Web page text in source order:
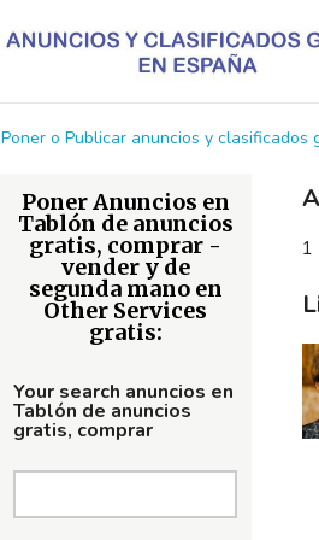
Poner o Publicar anuncios y clasificados
Poner Anuncios en
Tablón de anuncios
gratis, comprar -
vender y de
segunda mano en
Other Services
gratis:
Your search anuncios en
Tablón de anuncios
gratis, comprar
1